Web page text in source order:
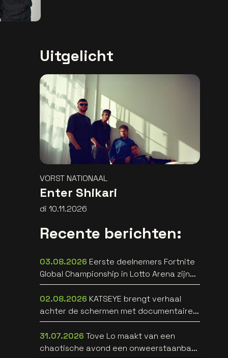
Uitgelicht
VORST NATIONAAL
Enter Shikari
di 10.11.2026
Recente berichten:
03.08.2026 Eerste deelnemers Fortnite
Global Championship in Lotto Arena zijn
bekend
02.08.2026 KATSEYE brengt verhaal
achter de schermen met documentaire
WILD HEARTS [trailer]
31.07.2026 Tove Lo maakt van een
chaotische avond een onweerstaanbare